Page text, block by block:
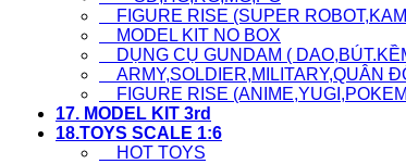
FIGURE RISE (SUPER
MODEL KIT NO BOX
DỤNG CỤ GUNDAM (
ARMY,SOLDIER,MILITARY,QUÂN
FIGURE RISE
17. MODEL KIT 3rd
18.TOYS SCALE 1:6
HOT TOYS